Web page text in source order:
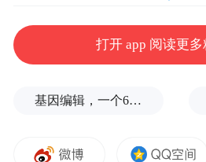
打开 app 阅读更
基因编辑，一个6岁女孩之死